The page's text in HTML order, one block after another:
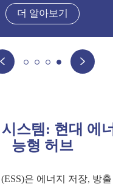
더 알아보기
 
스템: 현대 에
능형 허브
은 에너지 저장, 방